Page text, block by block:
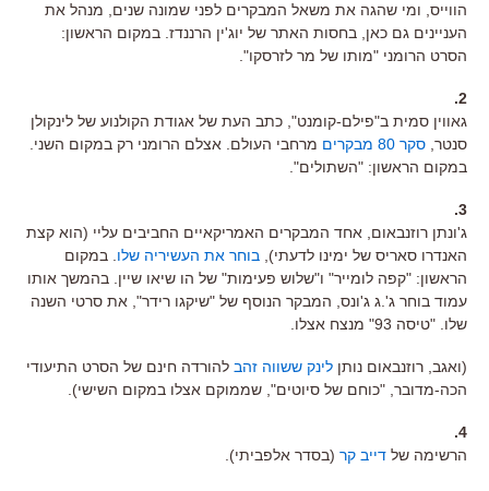
הווייס, ומי שהגה את משאל המבקרים לפני שמונה שנים, מנהל את
העניינים גם כאן, בחסות האתר של יוג'ין הרננדז. במקום הראשון:
הסרט הרומני "מותו של מר לזרסקו".
2.
גאווין סמית ב"פילם-קומנט", כתב העת של אגודת הקולנוע של לינקולן
סנטר, סקר 80 מבקרים
מרחבי העולם. אצלם הרומני רק במקום השני.
במקום הראשון: "השתולים".
3.
ג'ונתן רוזנבאום, אחד המבקרים האמריקאיים החביבים עליי (הוא קצת
האנדרו סאריס של ימינו לדעתי), בוחר את העשיריה שלו . במקום
הראשון: "קפה לומייר" ו"שלוש פעימות" של הו שיאו שיין. בהמשך אותו
עמוד בוחר ג'.ג ג'ונס, המבקר הנוסף של "שיקגו רידר", את סרטי השנה
שלו. "טיסה 93" מנצח אצלו.
(ואגב, רוזנבאום נותן לינק ששווה זהב להורדה חינם של הסרט התיעודי
הכה-מדובר, "כוחם של סיוטים", שממוקם אצלו במקום השישי).
4.
הרשימה של דייב קר (בסדר אלפביתי).